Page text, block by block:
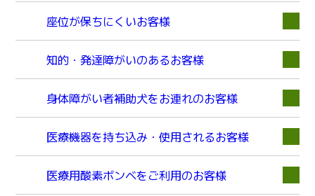
座位が保ちにくいお客様
知的・発達障がいのあるお客様
身体障がい者補助犬をお連れのお客様
医療機器を持ち込み・使用されるお客様
医療用酸素ボンベをご利用のお客様